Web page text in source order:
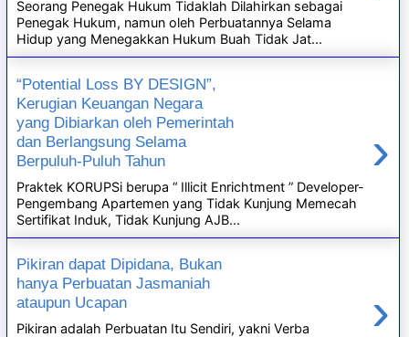
Seorang Penegak Hukum Tidaklah Dilahirkan sebagai
Penegak Hukum, namun oleh Perbuatannya Selama
Hidup yang Menegakkan Hukum Buah Tidak Jat...
“Potential Loss BY DESIGN”,
Kerugian Keuangan Negara
yang Dibiarkan oleh Pemerintah
dan Berlangsung Selama
Berpuluh-Puluh Tahun
›
Praktek KORUPSi berupa “ Illicit Enrichtment ” Developer-
Pengembang Apartemen yang Tidak Kunjung Memecah
Sertifikat Induk, Tidak Kunjung AJB...
Pikiran dapat Dipidana, Bukan
hanya Perbuatan Jasmaniah
ataupun Ucapan
›
Pikiran adalah Perbuatan Itu Sendiri, yakni Verba